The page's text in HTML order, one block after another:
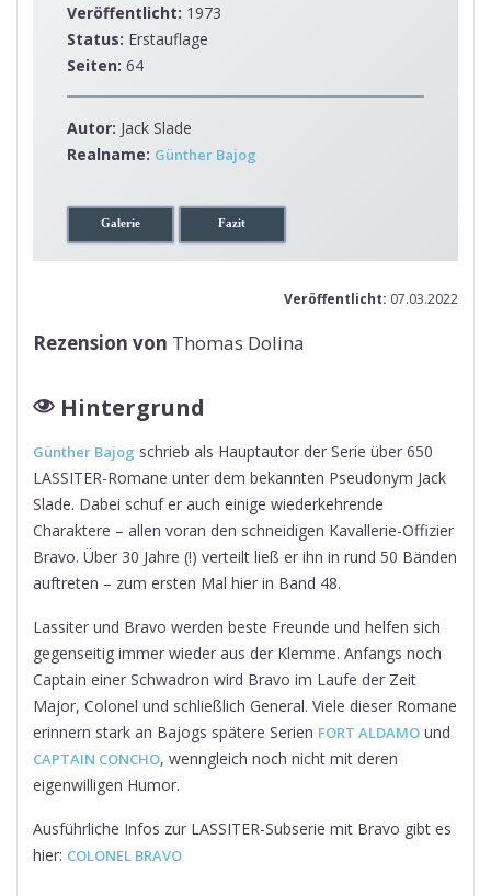
Veröffentlicht: 1973
Status: Erstauflage
Seiten:64
Autor: Jack Slade
Realname: Günther Bajog
Galerie Fazit
Veröffentlicht: 07.03.2022
Rezension von Thomas Dolina
Hintergrund
Günther Bajog schrieb als Hauptautor der Serie über 650
LASSITER-Romane unter dem bekannten Pseudonym Jack
Slade. Dabei schuf er auch einige wiederkehrende
Charaktere – allen voran den schneidigen Kavallerie-Offizier
Bravo. Über 30 Jahre (!) verteilt ließ er ihn in rund 50 Bänden
auftreten – zum ersten Mal hier in Band 48.
Lassiter und Bravo werden beste Freunde und helfen sich
gegenseitig immer wieder aus der Klemme. Anfangs noch
Captain einer Schwadron wird Bravo im Laufe der Zeit
Major, Colonel und schließlich General. Viele dieser Romane
erinnern stark an Bajogs spätere Serien FORT ALDAMO und
CAPTAIN CONCHO, wenngleich noch nicht mit deren
eigenwilligen Humor.
Ausführliche Infos zur LASSITER-Subserie mit Bravo gibt es
hier: COLONEL BRAVO